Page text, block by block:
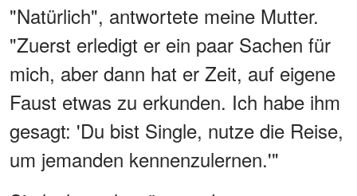
"Natürlich", antwortete meine Mutter.
"Zuerst erledigt er ein paar Sachen für
mich, aber dann hat er Zeit, auf eigene
Faust etwas zu erkunden. Ich habe ihm
gesagt: 'Du bist Single, nutze die Reise,
um jemanden kennenzulernen.'"